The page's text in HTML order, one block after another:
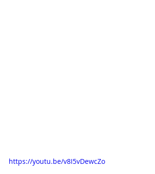
https://youtu.be/v8I5vDewcZo